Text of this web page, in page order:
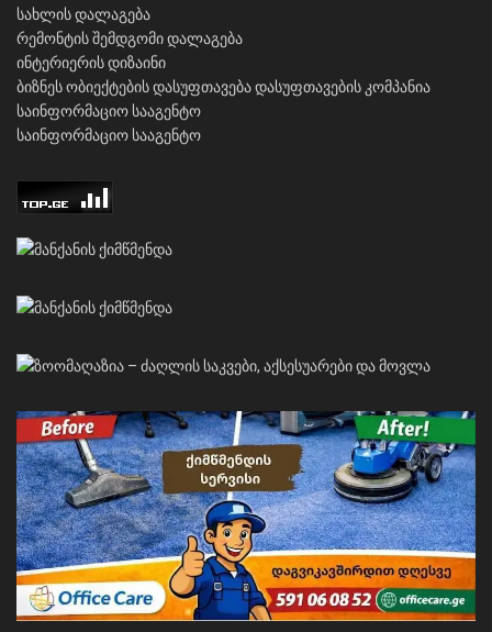
სახლის დალაგება
რემონტის შემდგომი დალაგება
ინტერიერის დიზაინი
ბიზნეს ობიექტების დასუფთავებადასუფთავების კომპანია
საინფორმაციო სააგენტო
საინფორმაციო სააგენტო